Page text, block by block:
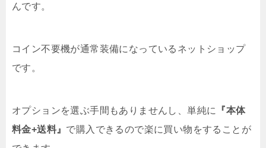
んです。
コイン不要機が通常装備になっているネットショップ
です。
オプションを選ぶ手間もありませんし、単純に
『本体
料金+送料』 で購入できるので楽に買い物をすることが